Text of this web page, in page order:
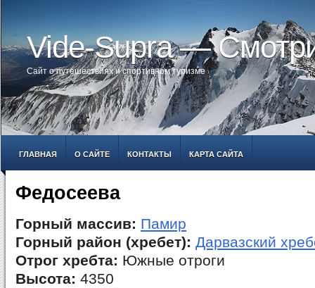
Vide-Supra —
Сайт о путешествиях и спортивном туризме
ГЛАВНАЯ О САЙТЕ КОНТАКТЫ КАРТА САЙТА
Федосеева
Горный массив: Памир
Горный район (хребет): Дарвазский
Отрог хребта: Южные отроги
Высота: 4350